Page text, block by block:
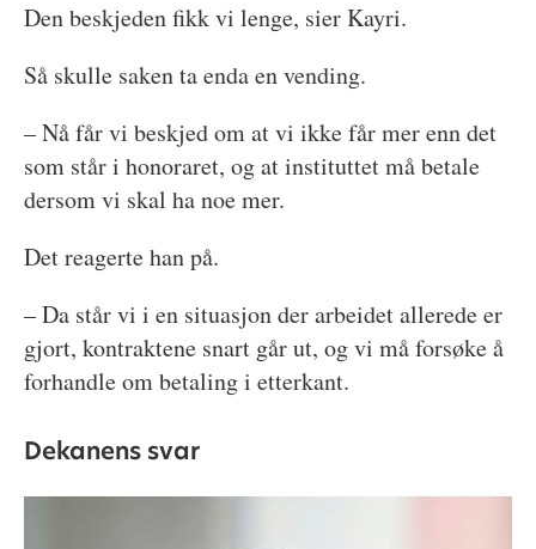
Den beskjeden fikk vi lenge, sier Kayri.
Så skulle saken ta enda en vending.
– Nå får vi beskjed om at vi ikke får mer enn det
som står i honoraret, og at instituttet må betale
dersom vi skal ha noe mer.
Det reagerte han på.
– Da står vi i en situasjon der arbeidet allerede er
gjort, kontraktene snart går ut, og vi må forsøke å
forhandle om betaling i etterkant.
Dekanens svar